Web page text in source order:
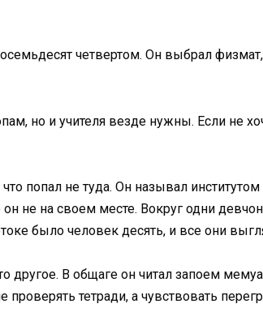
четвертом. Он выбрал
но и учителя везде нужны. Если не
попал не туда. Он называл
не на своем месте. Вокруг одни
было человек десять, и все они
другое. В общаге он читал запоем
тетради, а чувствовать